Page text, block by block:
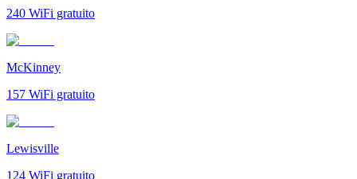
240 WiFi gratuito
McKinney
157 WiFi gratuito
Lewisville
124 WiFi gratuito